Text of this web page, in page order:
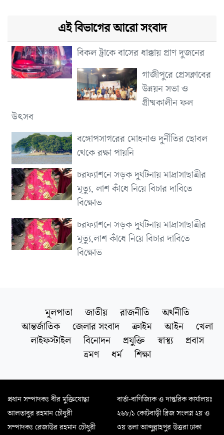
এই বিভাগের আরো সংবাদ
বিকল ট্রাকে বাসের ধাক্কায় প্রাণ দুজনের
গাজীপুরে প্রেসক্লাবের
উন্নয়ন সভা ও
গ্রীষ্মকালীন ফল
উৎসব
বঙ্গোপসাগরের মোহনাও দুর্নীতির ছোবল
থেকে রক্ষা পায়নি
চরফ্যাশনে সড়ক দুর্ঘটনায় মাদ্রাসাছাত্রীর
মৃত্যু, লাশ কাঁধে নিয়ে বিচার দাবিতে
বিক্ষোভ
চরফ্যাশনে সড়ক দুর্ঘটনায় মাদ্রাসাছাত্রীর
মৃত্যু,লাশ কাঁধে নিয়ে বিচার দাবিতে
বিক্ষোভ
মূলপাতা জাতীয় রাজনীতি
অর্থনীতি
আন্তর্জাতিক
জেলার সংবাদ ক্রাইম আইন
খেলা
লাইফস্টাইল
বিনোদন প্রযুক্তি স্বাস্থ্য
প্রবাস
ভ্রমণ
ধর্ম শিক্ষা
প্রধান সম্পাদকঃ বীর মুক্তিযোদ্ধা
আলতাবুর রহমান চৌধুরী
সম্পাদকঃ রেজাউর রহমান চৌধুরী
বার্তা-বাণিজ্যিক ও দাপ্তরিক কার্যালয়ঃ
২৬৮/১ কোটবাড়ী ব্রিজ সংলগ্ন ২য় ও
৩য় তলা আব্দুল্লাহপুর উত্তরা ঢাকা